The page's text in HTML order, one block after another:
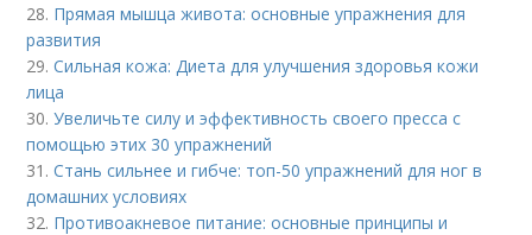
28. Прямая мышца живота: основные упражнения для
развития
29.Сильная кожа: Диета для улучшения здоровья кожи
лица
30.Увеличьте силу и эффективность своего пресса с
помощью этих 30 упражнений
31.Стань сильнее и гибче: топ-50 упражнений для ног в
домашних условиях
32. Противоакневое питание: основные принципы и